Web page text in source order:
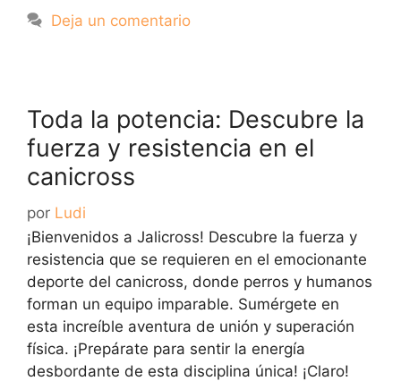
Deja un comentario
Toda la potencia: Descubre la
fuerza y resistencia en el
canicross
por Ludi
¡Bienvenidos a Jalicross! Descubre la fuerza y
resistencia que se requieren en el emocionante
deporte del canicross, donde perros y humanos
forman un equipo imparable. Sumérgete en
esta increíble aventura de unión y superación
física. ¡Prepárate para sentir la energía
desbordante de esta disciplina única! ¡Claro!